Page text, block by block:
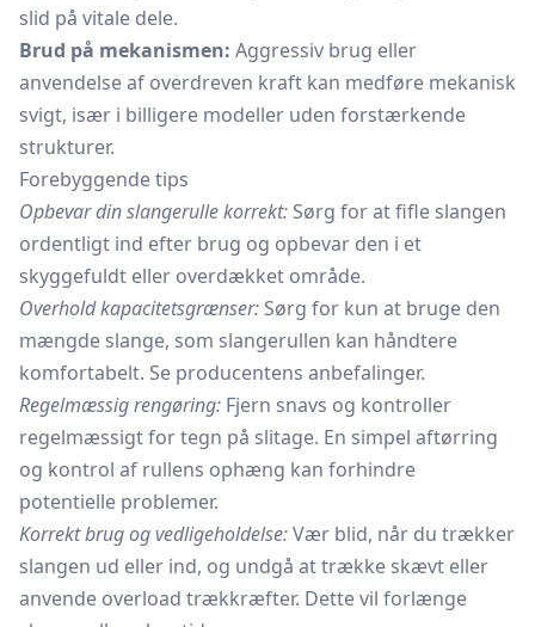
slid på vitale dele.
Brud på mekanismen: Aggressiv brug eller
anvendelse af overdreven kraft kan medføre mekanisk
svigt, især i billigere modeller uden forstærkende
strukturer.
Forebyggende tips
Opbevar din slangerulle korrekt: Sørg for at fifle slangen
ordentligt ind efter brug og opbevar den i et
skyggefuldt eller overdækket område.
Overhold kapacitetsgrænser: Sørg for kun at bruge den
mængde slange, som slangerullen kan håndtere
komfortabelt. Se producentens anbefalinger.
Regelmæssig rengøring: Fjern snavs og kontroller
regelmæssigt for tegn på slitage. En simpel aftørring
og kontrol af rullens ophæng kan forhindre
potentielle problemer.
Korrekt brug og vedligeholdelse:Vær blid, når du trækker
slangen ud eller ind, og undgå at trække skævt eller
anvende overload trækkræfter. Dette vil forlænge